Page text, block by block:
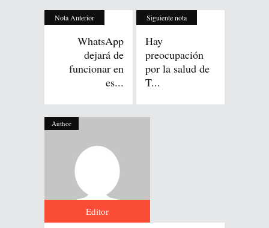
Nota Anterior
WhatsApp
dejará de
funcionar en
es...
Siguiente nota
Hay
preocupación
por la salud de
T...
Author
Editor